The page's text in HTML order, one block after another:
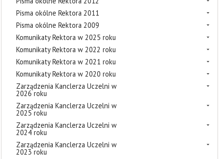
Pisma okólne Rektora 2011
Pisma okólne Rektora 2009
Komunikaty Rektora w 2025 roku
Komunikaty Rektora w 2022 roku
Komunikaty Rektora w 2021 roku
Komunikaty Rektora w 2020 roku
Zarządzenia Kanclerza Uczelni w
2026 roku
Zarządzenia Kanclerza Uczelni w
2025 roku
Zarządzenia Kanclerza Uczelni w
2024 roku
Zarządzenia Kanclerza Uczelni w
2023 roku